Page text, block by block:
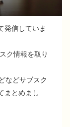
発信していま
ク情報を取り
などサブスク
まとめまし